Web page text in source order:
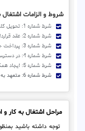
شروط و الزامات اشتغال
شرط شماره 1: تحویل کلیه اسناد و مدارک متقاضی
شرط شماره 2: عقد قرارداد رسمی با موسسه ثبتا
شرط شماره 3: پرداخت حق الثبت و اجرا
شرط شماره 4: در دسترس بودن متقاضی
شرط شماره 5: ایجاد همکاری لازم در طی فرایند ثبت
شرط شماره 6: متعهد به مفاد قرارداد منعقده
مراحل اشتغال به کار و
توجه داشته باشید